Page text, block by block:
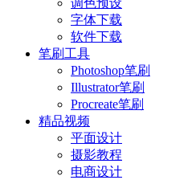
调色预设
字体下载
软件下载
笔刷工具
Photoshop笔刷
Illustrator笔刷
Procreate笔刷
精品视频
平面设计
摄影教程
电商设计